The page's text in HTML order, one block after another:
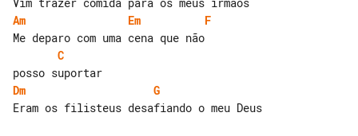
Am
Em
F
C
Dm
G
Eram os filisteus desafiando o meu Deus